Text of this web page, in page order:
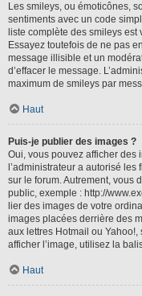
Les smileys, ou émoticônes,
sentiments avec un code
liste complète des smileys
Essayez toutefois de ne pas
message illisible et un
d’effacer le message.
maximum de smileys par
Haut
Puis-je publier des images ?
Oui, vous pouvez afficher des
l’administrateur a autorisé
sur le forum. Autrement, vous
public, exemple : http://
lier des images de votre
images placées derrière des
aux lettres Hotmail ou
afficher l’image, utilisez la
Haut